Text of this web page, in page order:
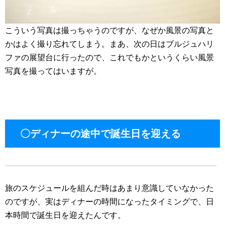
こういう写真は撮っちゃうのですが、なぜか風景の写真と
かはよく撮り忘れてしまう。まあ、次の日はブルジュハリ
ファの展望台に行ったので、これでもかというくらい風景
写真を撮ってはいますが。
〇ディナーの途中で誕生日を迎える
旅のスケジュールを組んだ時はあまり意識していなかった
のですが、実はディナーの時間になったタイミングで、日
本時間で誕生日を迎えたんです。